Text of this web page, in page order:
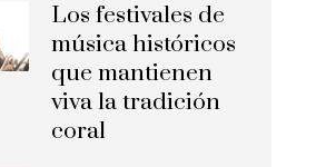
Los festivales de
música históricos
que mantienen
viva la tradición
coral